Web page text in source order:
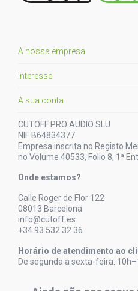
A nossa empresa
Interesse
A sua conta
CUTOFF PRO AUDIO SLU
NIF B64834377
Empresa inscrita no Registo
no Volume 40533, Folio 8, 1ª
Onde estamos?
Calle Roger de Flor 122
08013 Barcelona
info@cutoff.es
+34 93 532 32 36
Horário de atendimento ao
De segunda a sexta-feira: